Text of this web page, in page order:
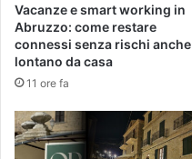
Vacanze e smart working in
Abruzzo: come restare
connessi senza rischi anche
lontano da casa
11 ore fa